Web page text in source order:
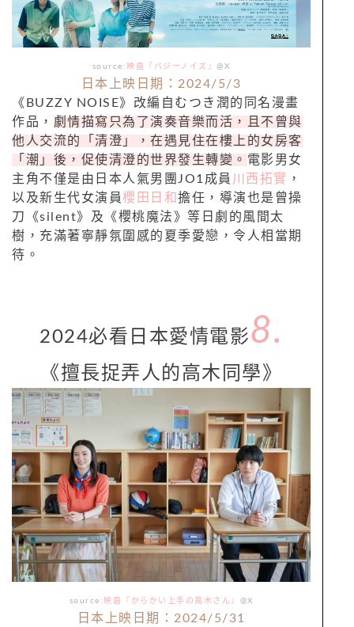
source: 映画『バジーノイズ』@X
日本上映日期：2024/5/3
《BUZZY NOISE》改編自むつき潤的同名漫畫
作品， 劇情描寫只為了演奏音樂而活，且不曾與
他人交流的「清澄」，在遇見住在樓上的女房客
「潮」後，促使清澄的世界發生轉變。 電影男女
主角不僅是由日本人氣男團JO1成員 川西拓實 ，
以及新生代女演員櫻田日和 擔任，導演也是曾操
刀《silent》及《櫻桃魔法》等日劇的風間太
樹，充滿著寧靜氛圍感的夏季愛戀，令人相當期
待。
2024必看日本愛情電影8.
《擅長捉弄人的高木同學》
source: 映画『からかい上手の高木さん』 @X
日本上映日期：2024/5/31